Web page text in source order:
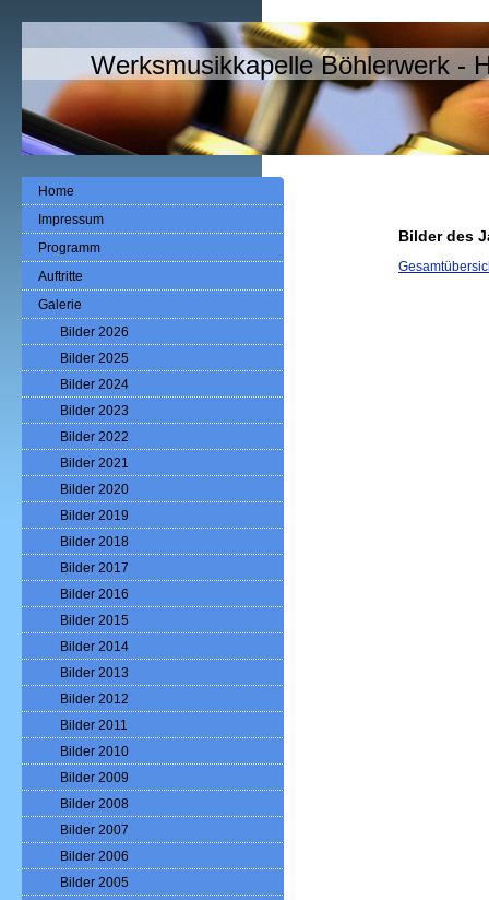
Werksmusikkapelle Böhlerwerk -
Bilder des
Home
Impressum
Programm
Auftritte
Galerie
Bilder 2026
Bilder 2025
Bilder 2024
Bilder 2023
Bilder 2022
Bilder 2021
Bilder 2020
Bilder 2019
Bilder 2018
Bilder 2017
Bilder 2016
Bilder 2015
Bilder 2014
Bilder 2013
Bilder 2012
Bilder 2011
Bilder 2010
Bilder 2009
Bilder 2008
Bilder 2007
Bilder 2006
Bilder 2005